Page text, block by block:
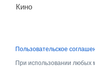
Кино
Пользовательское
При использовании любых